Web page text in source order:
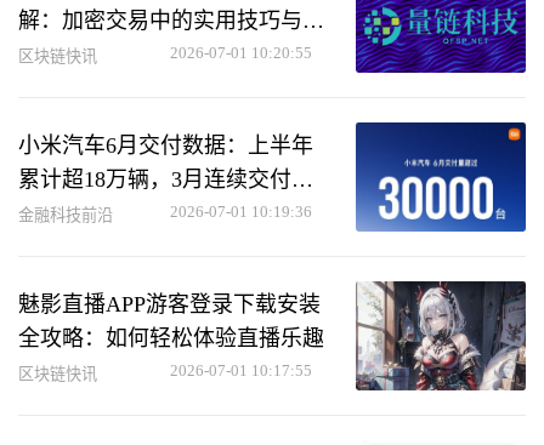
解：加密交易中的实用技巧与应
用方法
区块链快讯 2026-07-01 10:20:55
小米汽车6月交付数据：上半年
累计超18万辆，3月连续交付超3
万辆
金融科技前沿 2026-07-01 10:19:36
魅影直播APP游客登录下载安装
全攻略：如何轻松体验直播乐趣
区块链快讯 2026-07-01 10:17:55